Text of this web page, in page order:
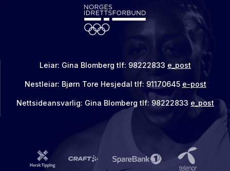
Leiar: Gina Blomberg tlf: 98222833 e_post
Nestleiar: Bjørn Tore Hesjedal tlf: 91170645 e-post
Nettsideansvarlig: Gina Blomberg tlf: 98222833 e_post